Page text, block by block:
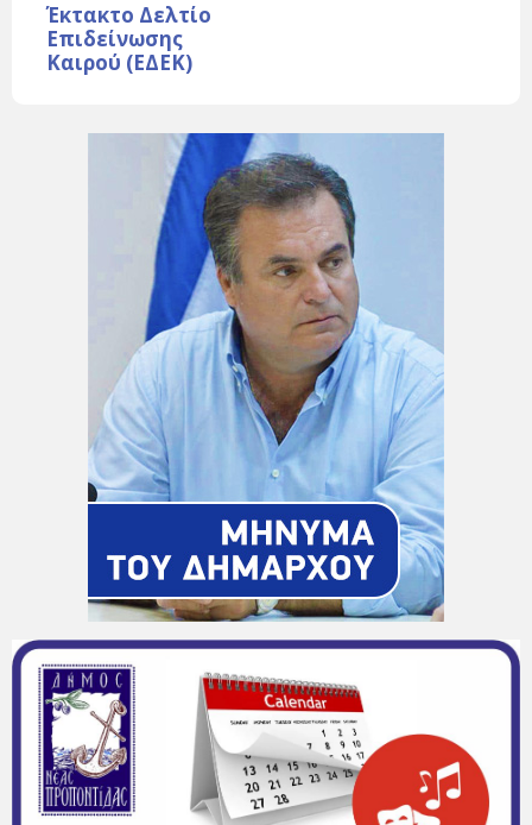
Έκτακτο Δελτίο
Επιδείνωσης
Καιρού (ΕΔΕΚ)